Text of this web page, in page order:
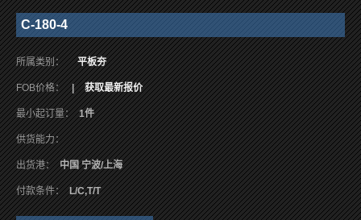
C-180-4
所属类别： 平板夯
FOB价格： | 获取最新报价
最小起订量： 1件
供货能力：
出货港： 中国 宁波/上海
付款条件： L/C,T/T